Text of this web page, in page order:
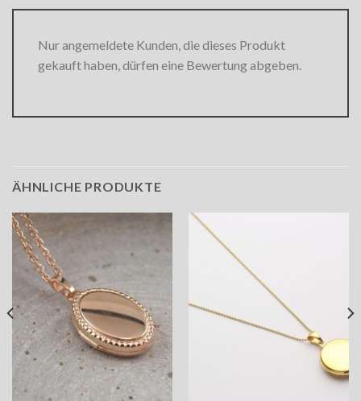
Nur angemeldete Kunden, die dieses Produkt
gekauft haben, dürfen eine Bewertung abgeben.
ÄHNLICHE PRODUKTE